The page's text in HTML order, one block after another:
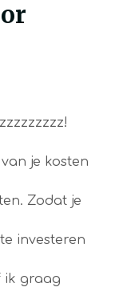
je kosten
Zodat je
investeren
ik graag